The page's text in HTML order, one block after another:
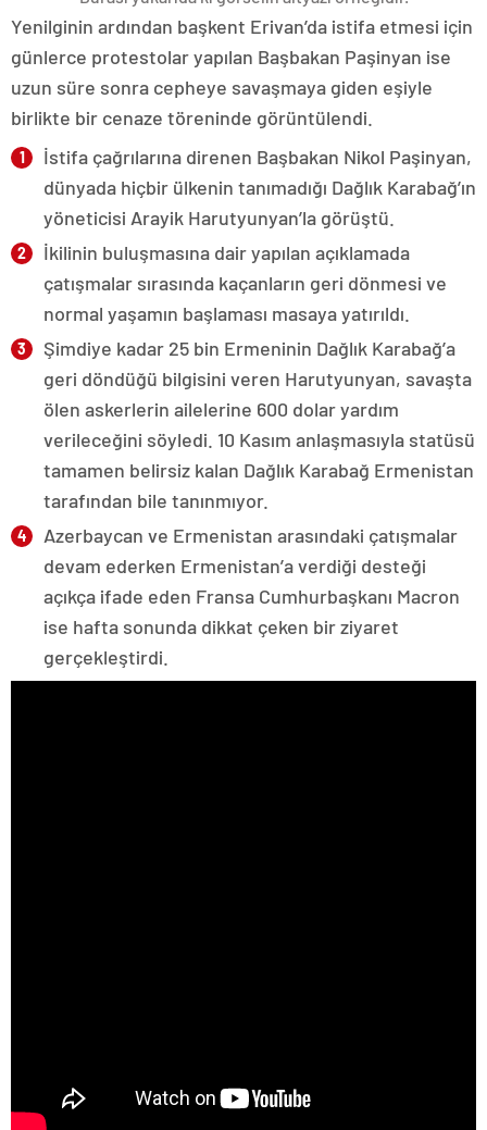
Yenilginin ardından başkent Erivan’da istifa etmesi için
günlerce protestolar yapılan Başbakan Paşinyan ise
uzun süre sonra cepheye savaşmaya giden eşiyle
birlikte bir cenaze töreninde görüntülendi.
İstifa çağrılarına direnen Başbakan Nikol Paşinyan,
dünyada hiçbir ülkenin tanımadığı Dağlık Karabağ’ın
yöneticisi Arayik Harutyunyan’la görüştü.
İkilinin buluşmasına dair yapılan açıklamada
çatışmalar sırasında kaçanların geri dönmesi ve
normal yaşamın başlaması masaya yatırıldı.
Şimdiye kadar 25 bin Ermeninin Dağlık Karabağ’a
geri döndüğü bilgisini veren Harutyunyan, savaşta
ölen askerlerin ailelerine 600 dolar yardım
verileceğini söyledi. 10 Kasım anlaşmasıyla statüsü
tamamen belirsiz kalan Dağlık Karabağ Ermenistan
tarafından bile tanınmıyor.
Azerbaycan ve Ermenistan arasındaki çatışmalar
devam ederken Ermenistan’a verdiği desteği
açıkça ifade eden Fransa Cumhurbaşkanı Macron
ise hafta sonunda dikkat çeken bir ziyaret
gerçekleştirdi.